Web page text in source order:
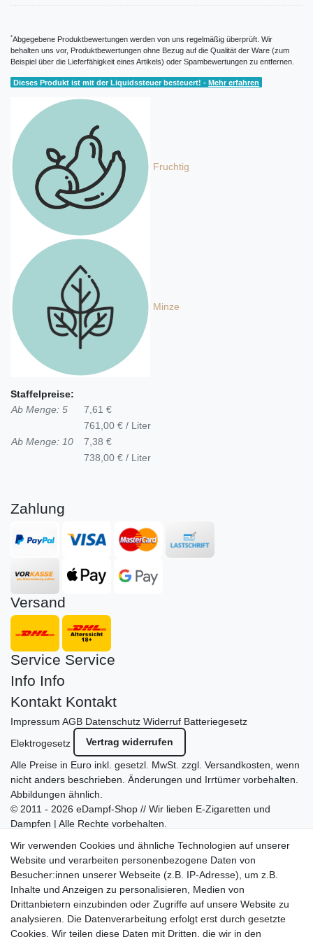
*Abgegebene Produktbewertungen werden von uns regelmäßig überprüft. Wir
behalten uns vor, Produktbewertungen ohne Bezug auf die Qualität der Ware (zum
Beispiel über die Lieferfähigkeit eines Artikels) oder Spambewertungen zu entfernen.
Dieses Produkt ist mit der Liquidssteuer besteuert! -Mehr erfahren
Fruchtig
Minze
Staffelpreise:
Ab Menge: 5
7,61 €
761,00 € / Liter
Ab Menge: 10
7,38 €
738,00 € / Liter
Zahlung
Versand
Service Service
Info Info
Kontakt Kontakt
Impressum AGB Datenschutz Widerruf Batteriegesetz
Elektrogesetz
Vertrag widerrufen
Alle Preise in Euro inkl. gesetzl. MwSt. zzgl. Versandkosten , wenn
nicht anders beschrieben. Änderungen und Irrtümer vorbehalten.
Abbildungen ähnlich.
© 2011 - 2026 eDampf-Shop // Wir lieben E-Zigaretten und
Dampfen | Alle Rechte vorbehalten.
Bitte entschuldigen Sie, wenn wir telefonisch wegen hoher
betrieblicher Auslastung nicht erreichbar sein sollten.
Schreiben Sie uns gerne eine E-Mail mit Ihrer Telefonnummer
und der Bitte um Rückruf.
Wir verwenden Cookies und ähnliche Technologien auf unserer
Website und verarbeiten personenbezogene Daten von
Besucher:innen unserer Webseite (z.B. IP-Adresse), um z.B.
Inhalte und Anzeigen zu personalisieren, Medien von
Drittanbietern einzubinden oder Zugriffe auf unsere Website zu
analysieren. Die Datenverarbeitung erfolgt erst durch gesetzte
Cookies. Wir teilen diese Daten mit Dritten, die wir in den